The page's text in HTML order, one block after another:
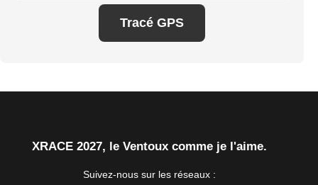
Tracé GPS
XRACE 2027, le Ventoux comme je l'aime.
Suivez-nous sur les réseaux :